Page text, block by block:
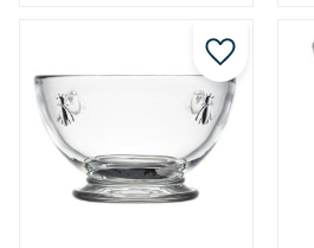
lemonad, iste och läsk.
Lägg till i